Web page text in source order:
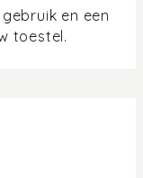
Pelgrim oven?
en een
toestel.